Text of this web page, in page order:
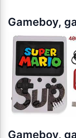
Gameboy,
Gameboy,